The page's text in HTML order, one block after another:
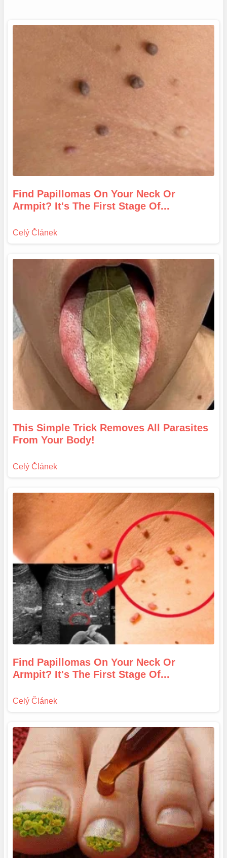
Find Papillomas On Your Neck Or
Armpit? It's The First Stage Of...
This Simple Trick Removes All Parasites
From Your Body!
Find Papillomas On Your Neck Or
Armpit? It's The First Stage Of...